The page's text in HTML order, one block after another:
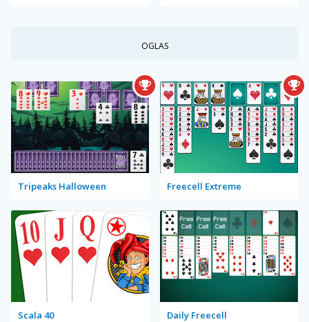
OGLAS
Tripeaks Halloween Freecell Extreme
Scala 40 Daily Freecell